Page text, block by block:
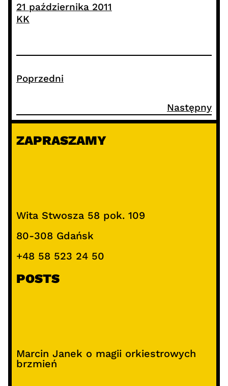
21 października 2011
KK
Poprzedni
Następny
ZAPRASZAMY
Wita Stwosza 58 pok. 109
80-308 Gdańsk
+48 58 523 24 50
POSTS
Marcin Janek o magii orkiestrowych
brzmień